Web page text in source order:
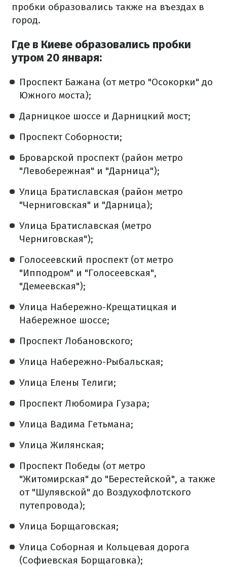
пробки образовались также на въездах в
город.
Где в Киеве образовались пробки
утром 20 января:
Проспект Бажана (от метро "Осокорки" до
Южного моста);
Дарницкое шоссе и Дарницкий мост;
Проспект Соборности;
Броварской проспект (район метро
"Левобережная" и "Дарница");
Улица Братиславская (район метро
"Черниговская" и "Дарница);
Улица Братиславская (метро
Черниговская");
Голосеевский проспект (от метро
"Ипподром" и "Голосеевская",
"Демеевская");
Улица Набережно-Крещатицкая и
Набережное шоссе;
Проспект Лобановского;
Улица Набережно-Рыбальская;
Улица Елены Телиги;
Проспект Любомира Гузара;
Улица Вадима Гетьмана;
Улица Жилянская;
Проспект Победы (от метро
"Житомирская" до "Берестейской", а также
от "Шулявской" до Воздухофлотского
путепровода);
Улица Борщаговская;
Улица Соборная и Кольцевая дорога
(Софиевская Борщаговка);